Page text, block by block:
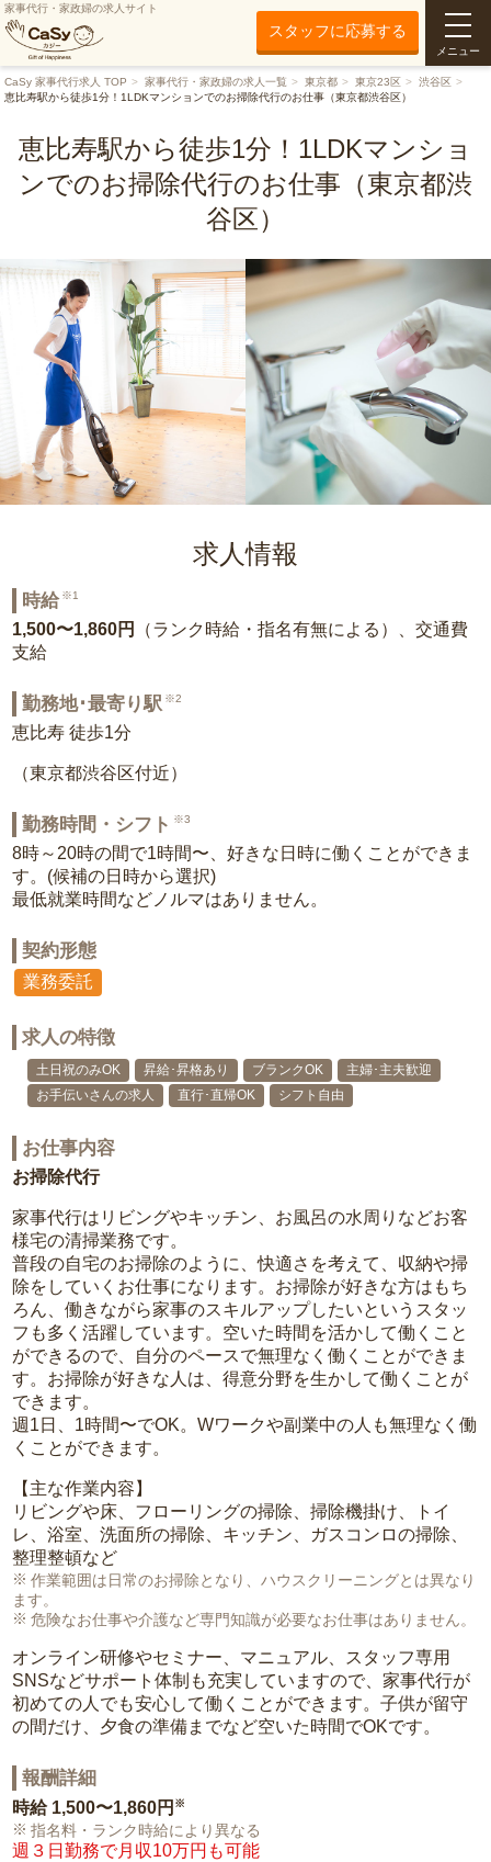
家事代行・家政婦の求人サイト
スタッフに応募する
メニュー
CaSy 家事代行求人 TOP 家事代行・家政婦の求人一覧 東京都 東京23区
渋谷区
恵比寿駅から徒歩1分！1LDKマンションでのお掃除代行のお仕事（東京都渋谷区）
恵比寿駅から徒歩1分！1LDKマンショ
ンでのお掃除代行のお仕事（東京都渋
谷区）
求人情報
時給 ※1
1,500〜1,860円
（ランク時給・指名有無による）、交通費
支給
勤務地･最寄り駅 ※2
恵比寿 徒歩1分
（東京都渋谷区付近）
勤務時間・シフト ※3
8時～20時の間で1時間〜、好きな日時に働くことができま
す。(候補の日時から選択)
最低就業時間などノルマはありません。
契約形態
業務委託
求人の特徴
土日祝のみOK 昇給･昇格あり ブランクOK
主婦･主夫歓迎
お手伝いさんの求人
直行･直帰OK シフト自由
お仕事内容
お掃除代行
家事代行はリビングやキッチン、お風呂の水周りなどお客
様宅の清掃業務です。
普段の自宅のお掃除のように、快適さを考えて、収納や掃
除をしていくお仕事になります。お掃除が好きな方はもち
ろん、働きながら家事のスキルアップしたいというスタッ
フも多く活躍しています。空いた時間を活かして働くこと
ができるので、自分のペースで無理なく働くことができま
す。お掃除が好きな人は、得意分野を生かして働くことが
できます。
週1日、1時間〜でOK。Wワークや副業中の人も無理なく働
くことができます。
【主な作業内容】
リビングや床、フローリングの掃除、掃除機掛け、トイ
レ、浴室、洗面所の掃除、キッチン、ガスコンロの掃除、
整理整頓など
作業範囲は日常のお掃除となり、ハウスクリーニングとは異なり
ます。
危険なお仕事や介護など専門知識が必要なお仕事はありません。
オンライン研修やセミナー、マニュアル、スタッフ専用
SNSなどサポート体制も充実していますので、家事代行が
初めての人でも安心して働くことができます。子供が留守
の間だけ、夕食の準備までなど空いた時間でOKです。
報酬詳細
時給 1,500〜1,860円 ※
指名料・ランク時給により異なる
週３日勤務で月収10万円も可能